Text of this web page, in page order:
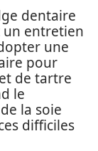
dentaire
un entretien
une
pour
de tartre
le
la soie
difficiles